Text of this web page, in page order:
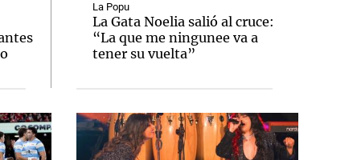
La Popu
La Gata Noelia salió al cruce:
“La que me ningunee va a
tener su vuelta”